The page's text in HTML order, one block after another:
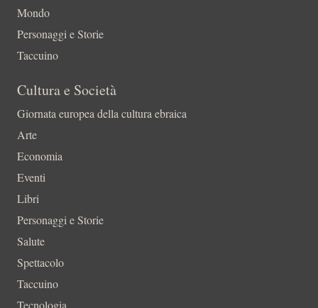
Mondo
Personaggi e Storie
Taccuino
Cultura e Società
Giornata europea della cultura ebraica
Arte
Economia
Eventi
Libri
Personaggi e Storie
Salute
Spettacolo
Taccuino
Tecnologia